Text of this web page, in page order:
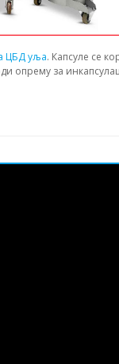
ЦБД уља. Капсуле се
опрему за